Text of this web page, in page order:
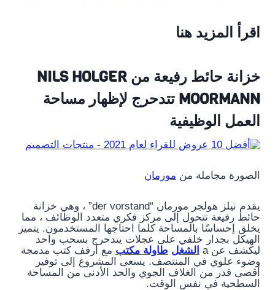
اقرأ المزيد هنا
خزانة حائط رفيعة من NILS HOLGER
MOORMANN تتدحرج لإظهار مساحة
العمل الوظيفية
الصورة مجاملة من مورمان
يقدم نيلز هولجر مورمان “der vorstand” ، وهي خزانة
حائط رفيعة تتحول إلى مركز فكري متعدد الوظائف ، مما
يخلق إحساسًا بالمساحة كلما احتاجها المستخدمون. يتميز
الهيكل بجدار خلفي على عجلات يتدحرج بسحب واحد
ليكشف عن a
الشغل طاولة مكتب مع أرفف كتب مدمجة
وضوء علوي في المنتصف. يسعى المشروع إلى توفير
أقصى قدر من الغلاف الجوي والحد الأدنى من المساحة
السطحية في نفس الوقت.